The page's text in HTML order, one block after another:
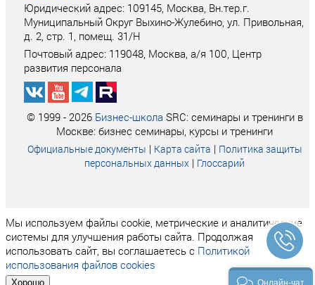
Юридический адрес: 109145, Москва, Вн.тер.г.
Муниципальный Округ Выхино-Жулебино, ул. Привольная,
д. 2, стр. 1, помещ. 31/Н
Почтовый адрес: 119048, Москва, а/я 100, Центр
развития персонала
© 1999 - 2026 Бизнес-школа SRC: семинары и тренинги в
Москве: бизнес семинары, курсы и тренинги
Официальные документы | Карта сайта | Политика защиты
персональных данных | Глоссарий
Мы используем файлы cookie, метрические и аналитические
системы для улучшения работы сайта. Продолжая
использовать сайт, вы соглашаетесь с Политикой
использования файлов cookies
Хорошо Онлайн-чат